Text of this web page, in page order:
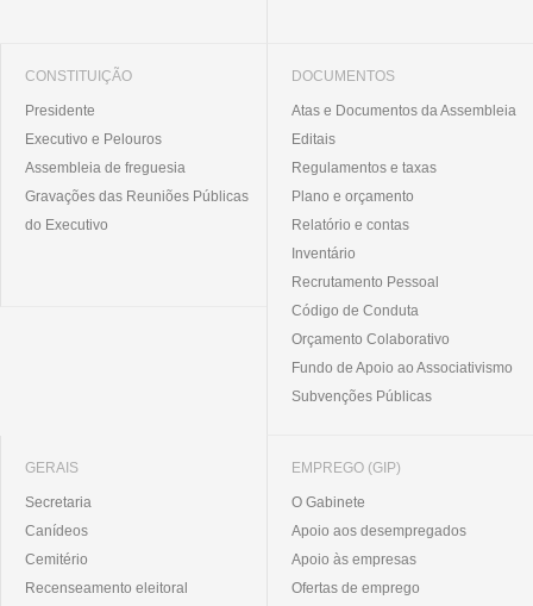
CONSTITUIÇÃO
Presidente
Executivo e Pelouros
Assembleia de freguesia
Gravações das Reuniões Públicas
do Executivo
DOCUMENTOS
Atas e Documentos da Assembleia
Editais
Regulamentos e taxas
Plano e orçamento
Relatório e contas
Inventário
Recrutamento Pessoal
Código de Conduta
Orçamento Colaborativo
Fundo de Apoio ao Associativismo
Subvenções Públicas
GERAIS
Secretaria
Canídeos
Cemitério
Recenseamento eleitoral
EMPREGO (GIP)
O Gabinete
Apoio aos desempregados
Apoio às empresas
Ofertas de emprego